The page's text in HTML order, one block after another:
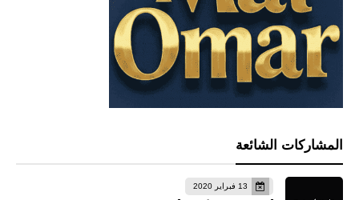
المشاركات الشائعة
13 فبراير 2020